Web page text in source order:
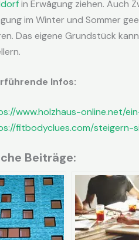
in Erwägung ziehen. Auch
im Winter und Sommer
Das eigene Grundstück
Infos:
www.holzhaus-online.net/
fitbodyclues.com/steigern-
Beiträge: